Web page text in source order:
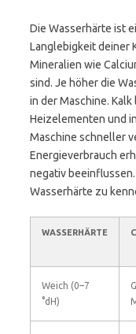
Die Wasserhärte ist
Langlebigkeit deiner
Mineralien wie
sind. Je höher die
in der Maschine.
Heizelementen und
Maschine schneller
Energieverbrauch
negativ
Wasserhärte zu
WASSERHÄRTE
Weich (0–7
°dH)